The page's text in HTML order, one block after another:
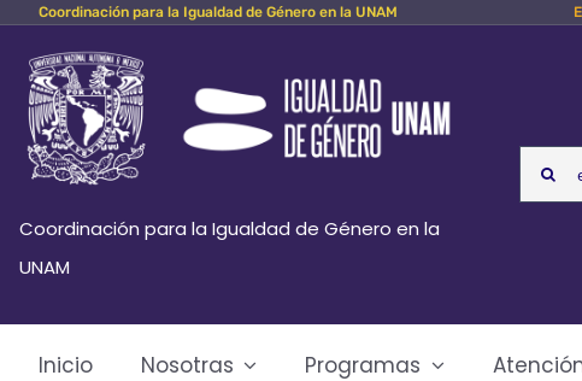
Skip
content
Coordinación para la Igualdad de Género en la UNAM
Coordinación para la Igualdad de Género en la
UNAM
Search
for:
Inicio Nosotras Programas